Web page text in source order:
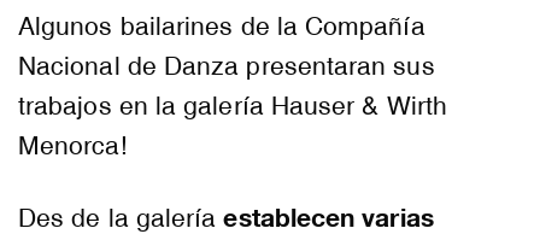
Algunos bailarines de la Compañía
Nacional de Danza presentaran sus
trabajos en la galería Hauser & Wirth
Menorca!
Des de la galeríaestablecen varias